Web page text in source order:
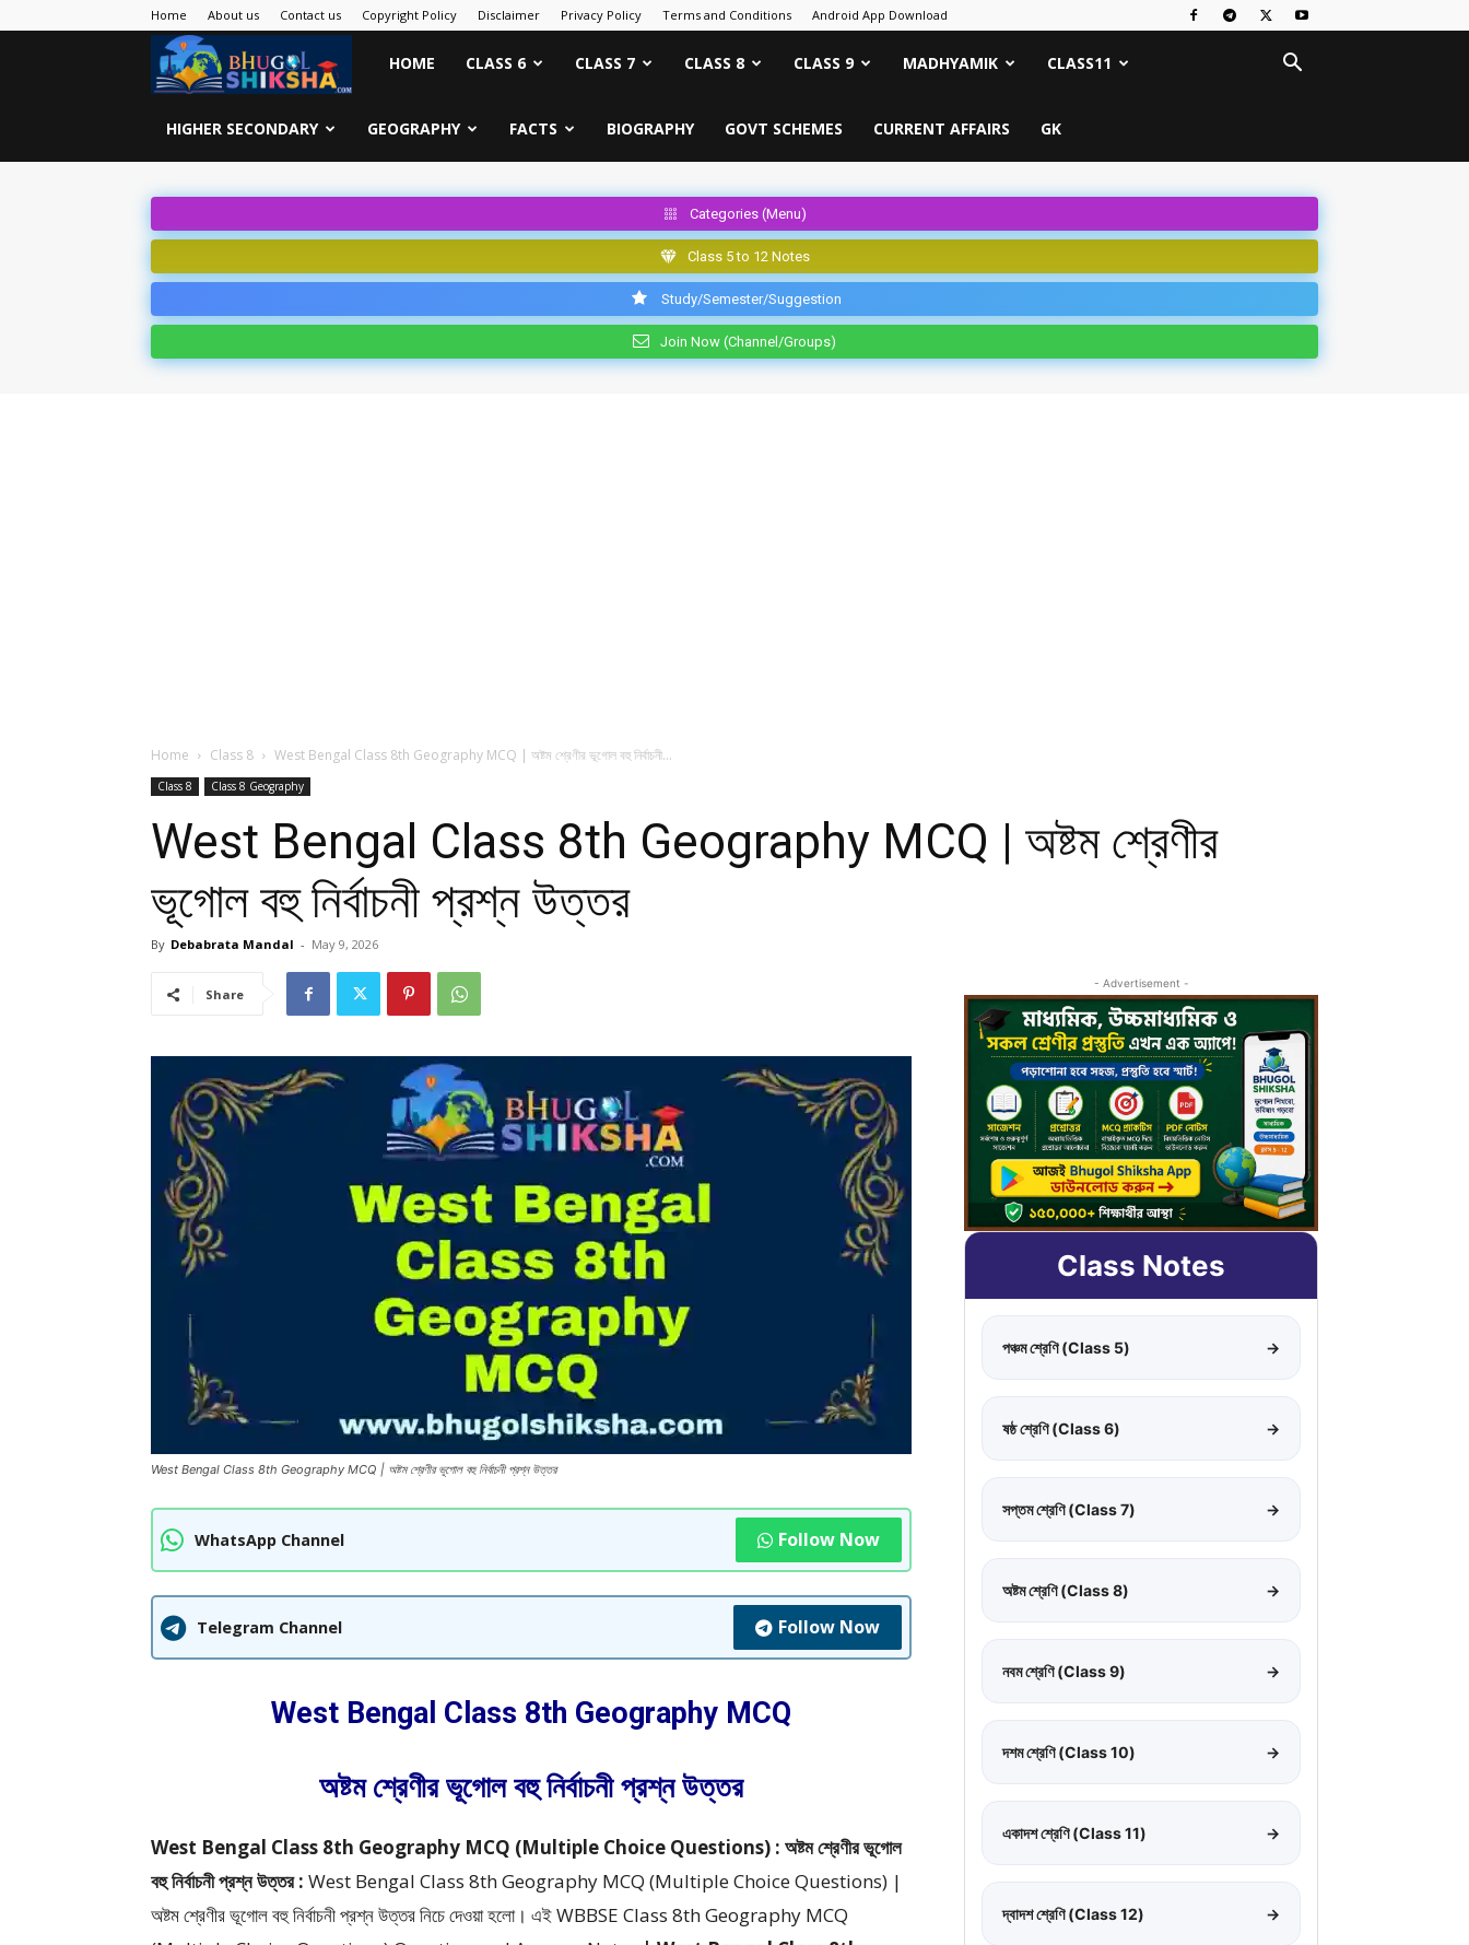
Home About us Contact us Copyright Policy Disclaimer Privacy Policy Terms and Conditions Android App Download
Bhugol
Shiksha
HOME CLASS 6 CLASS 7 CLASS 8 CLASS 9 MADHYAMIK CLASS11
HIGHER SECONDARY GEOGRAPHY FACTS BIOGRAPHY GOVT SCHEMES CURRENT AFFAIRS GK
Categories (Menu)
Class 5 to 12 Notes
Study/Semester/Suggestion
Join Now (Channel/Groups)
Home Class 8 West Bengal Class 8th Geography MCQ | অষ্টম শ্রেণীর ভূগোল বহু নির্বাচনী...
Class 8 Class 8 Geography
West Bengal Class 8th Geography MCQ | অষ্টম শ্রেণীর
ভূগোল বহু নির্বাচনী প্রশ্ন উত্তর
By Debabrata Mandal - May 9, 2026
Share
West Bengal Class 8th Geography MCQ | অষ্টম শ্রেণীর ভূগোল বহু নির্বাচনী প্রশ্ন উত্তর
WhatsApp Channel Follow Now
Telegram Channel Follow Now
West Bengal Class 8th Geography MCQ
অষ্টম শ্রেণীর ভূগোল বহু নির্বাচনী প্রশ্ন উত্তর
West Bengal Class 8th Geography MCQ (Multiple Choice Questions) : অষ্টম শ্রেণীর ভূগোল
বহু নির্বাচনী প্রশ্ন উত্তর : West Bengal Class 8th Geography MCQ (Multiple Choice Questions) |
অষ্টম শ্রেণীর ভূগোল বহু নির্বাচনী প্রশ্ন উত্তরনিচে দেওয়া হলো। এই WBBSE Class 8th Geography MCQ
- Advertisement -
Class Notes
পঞ্চম শ্রেণি (Class 5) →
ষষ্ঠ শ্রেণি (Class 6) →
সপ্তম শ্রেণি (Class 7) →
অষ্টম শ্রেণি (Class 8) →
নবম শ্রেণি (Class 9) →
দশম শ্রেণি (Class 10) →
একাদশ শ্রেণি (Class 11) →
দ্বাদশ শ্রেণি (Class 12) →